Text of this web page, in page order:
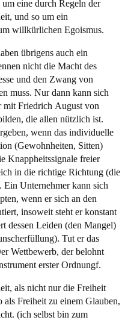
eine durch Regeln der
und so um ein
willkürlichen Egoismus.
übrigens auch ein
nicht die Macht des
und den Zwang von
muss. Nur dann kann sich
mit Friedrich August von
die allen nützlich ist.
wenn das individuelle
(Gewohnheiten, Sitten)
Knappheitssignale freier
in die richtige Richtung (die
Unternehmer kann sich
wenn er sich an den
insoweit steht er konstant
dessen Leiden (den Mangel)
Tut er das
Wettbewerb, der belohnt
erster Ordnungf.
als nicht nur die Freiheit
als Freiheit zu einem Glauben,
(ich selbst bin zum